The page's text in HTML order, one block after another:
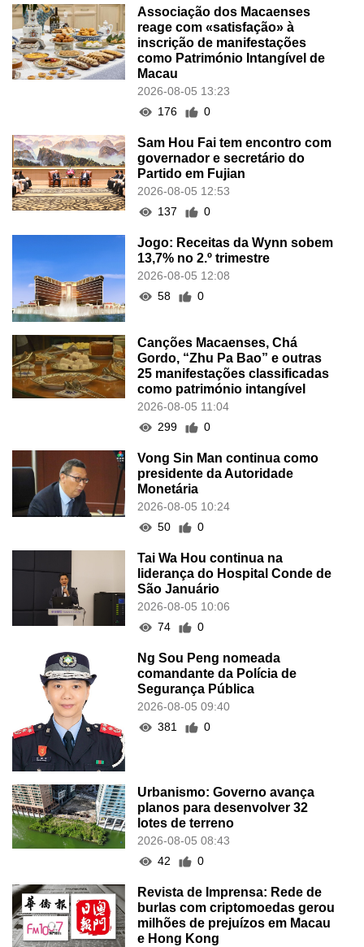
Associação dos Macaenses
reage com «satisfação» à
inscrição de manifestações
como Património Intangível de
Macau
2026-08-05 13:23
176
0
Sam Hou Fai tem encontro com
governador e secretário do
Partido em Fujian
2026-08-05 12:53
137
0
Jogo: Receitas da Wynn sobem
13,7% no 2.º trimestre
2026-08-05 12:08
58
0
Canções Macaenses, Chá
Gordo, “Zhu Pa Bao” e outras
25 manifestações classificadas
como património intangível
2026-08-05 11:04
299
0
Vong Sin Man continua como
presidente da Autoridade
Monetária
2026-08-05 10:24
50
0
Tai Wa Hou continua na
liderança do Hospital Conde de
São Januário
2026-08-05 10:06
74
0
Ng Sou Peng nomeada
comandante da Polícia de
Segurança Pública
2026-08-05 09:40
381
0
Urbanismo: Governo avança
planos para desenvolver 32
lotes de terreno
2026-08-05 08:43
42
0
Revista de Imprensa: Rede de
burlas com criptomoedas gerou
milhões de prejuízos em Macau
e Hong Kong